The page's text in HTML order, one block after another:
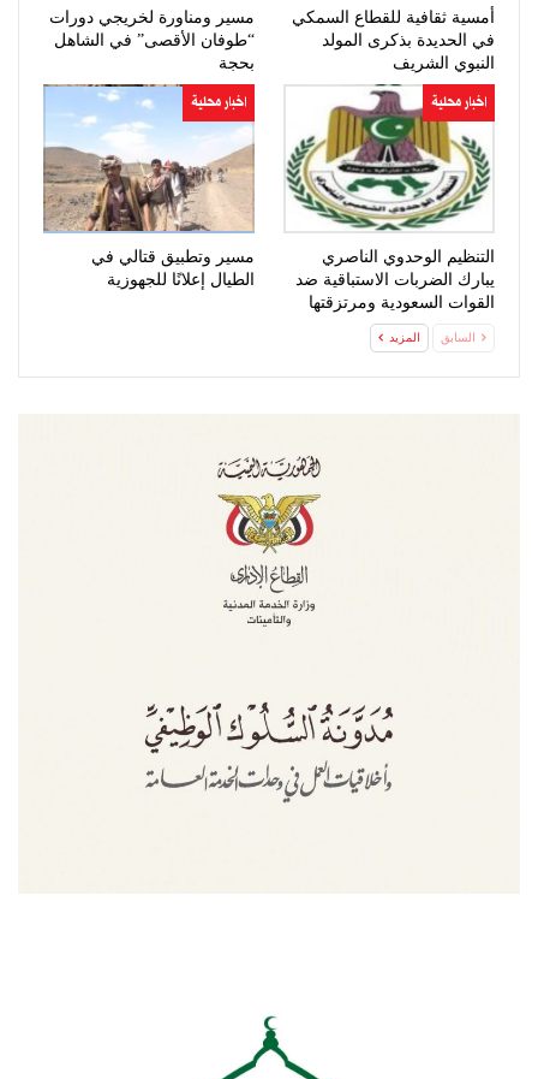
أمسية ثقافية للقطاع السمكي
في الحديدة بذكرى المولد
النبوي الشريف
مسير ومناورة لخريجي دورات
“طوفان الأقصى” في الشاهل
بحجة
اخبار محلية
التنظيم الوحدوي الناصري
يبارك الضربات الاستباقية ضد
القوات السعودية ومرتزقتها
اخبار محلية
مسير وتطبيق قتالي في
الطيال إعلانًا للجهوزية
السابق المزيد